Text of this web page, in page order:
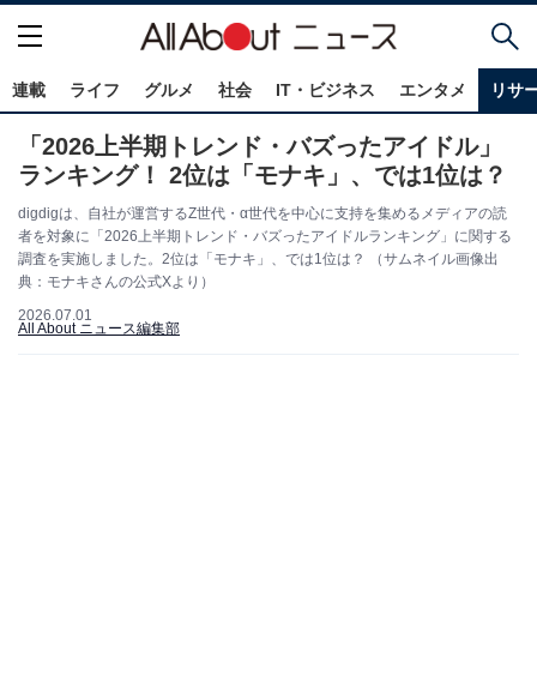
連載 ライフ グルメ 社会 IT・ビジネス エンタメ リサ
「2026上半期トレンド・バズったアイドル」
ランキング！ 2位は「モナキ」、では1位は？
digdigは、自社が運営するZ世代・α世代を中心に支持を集めるメディアの読
者を対象に「2026上半期トレンド・バズったアイドルランキング」に関する
調査を実施しました。2位は「モナキ」、では1位は？ （サムネイル画像出
典：モナキさんの公式Xより）
2026.07.01
All About ニュース編集部